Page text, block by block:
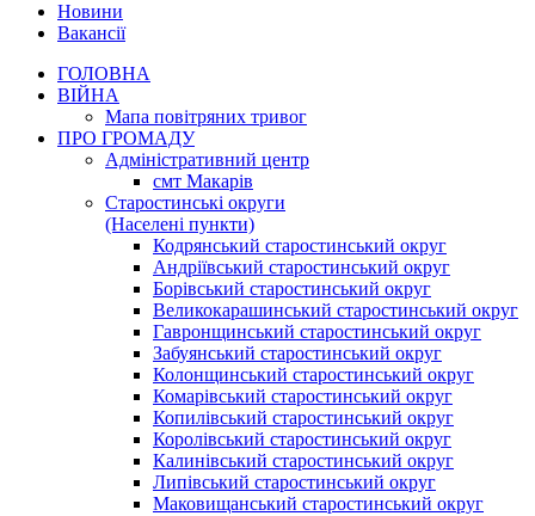
Новини
Вакансії
ГОЛОВНА
ВІЙНА
Мапа повітряних тривог
ПРО ГРОМАДУ
Aдміністративний центр
смт Макарів
Старостинські округи
(Населені пункти)
Кодрянський старостинський округ
Андріївський старостинський округ
Борівський старостинський округ
Великокарашинський старостинський округ
Гавронщинський старостинський округ
Забуянський старостинський округ
Колонщинський старостинський округ
Комарівський старостинський округ
Копилівський старостинський округ
Королівський старостинський округ
Калинівський старостинський округ
Липівський старостинський округ
Маковищанський старостинський округ